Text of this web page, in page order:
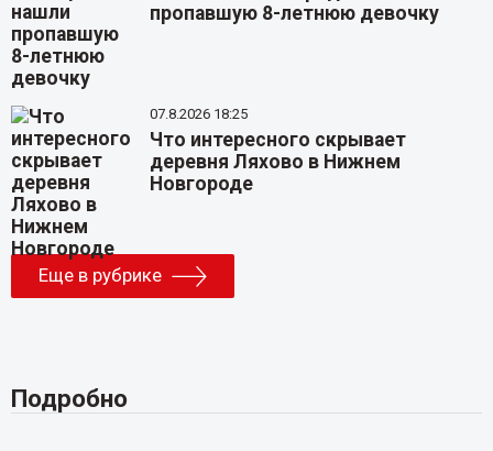
пропавшую 8-летнюю девочку
07.8.2026 18:25
Что интересного скрывает
деревня Ляхово в Нижнем
Новгороде
Еще в рубрике
Подробно